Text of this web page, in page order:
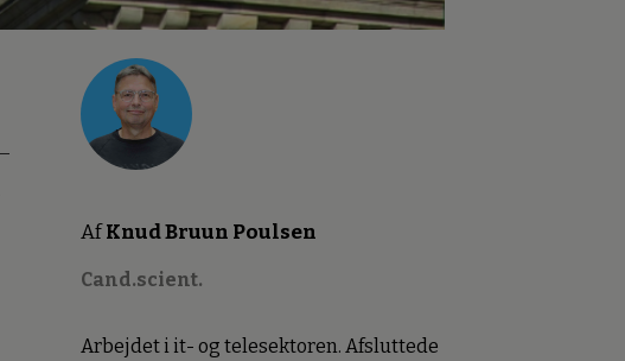
AfKnud Bruun Poulsen
Cand.scient.
Arbejdet i it- og telesektoren. Afsluttede